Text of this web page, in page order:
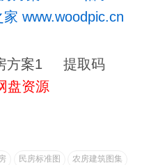
方案1 提取码
盘资源
民房标准图 农房建筑图集